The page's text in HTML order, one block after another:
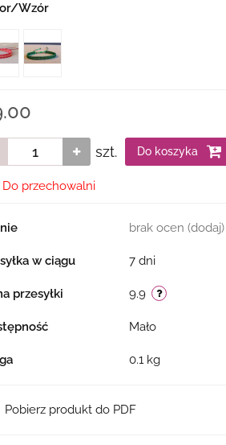
Wzór
szt. Do koszyka
Do przechowalni
brak ocen (dodaj)
w ciągu 7 dni
przesyłki 9.9
Mało
0.1 kg
Pobierz produkt do PDF